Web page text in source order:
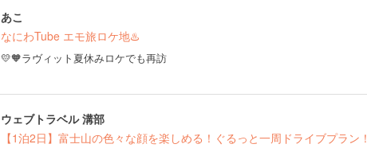
あこ
なにわTube エモ旅ロケ地♨️
💛🧡ラヴィット夏休みロケでも再訪
ウェブトラベル 溝部
【1泊2日】富士山の色々な顔を楽しめる！ぐるっと一周ドライブプラン！